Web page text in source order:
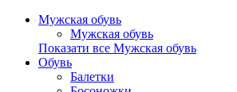
Мужская обувь
Мужская обувь
Показати все Мужская обувь
Обувь
Балетки